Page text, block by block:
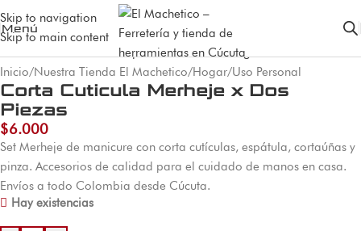
Skip to navigation
Skip to main content
Menú
Inicio/Nuestra Tienda El Machetico/Hogar/Uso Personal
Corta Cuticula Merheje x Dos
Piezas
$6.000
Set Merheje de manicure con corta cutículas, espátula, cortaúñas y
pinza. Accesorios de calidad para el cuidado de manos en casa.
Envíos a todo Colombia desde Cúcuta.
Hay existencias